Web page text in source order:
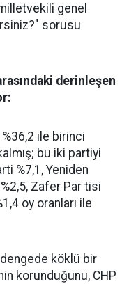
genel
sorusu
derinleşen
ile birinci
bu iki partiyi
%7,1, Yeniden
Zafer Par tisi
oy oranları ile
köklü bir
korunduğunu, CHP